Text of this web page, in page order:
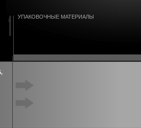
УПАКОВОЧНЫЕ МАТЕРИАЛЫ